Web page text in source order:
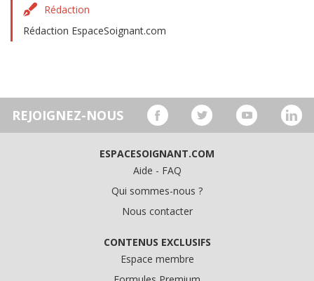
Rédaction
Rédaction EspaceSoignant.com
REJOIGNEZ-NOUS
ESPACESOIGNANT.COM
Aide - FAQ
Qui sommes-nous ?
Nous contacter
CONTENUS EXCLUSIFS
Espace membre